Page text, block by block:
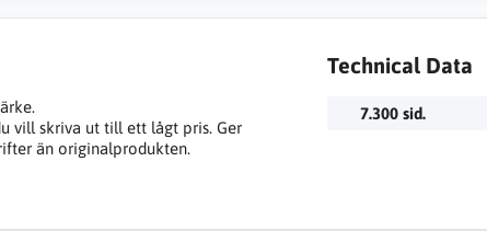
vill skriva ut till ett lågt pris. Ger
än originalprodukten.
Technical Data
7.300 sid.